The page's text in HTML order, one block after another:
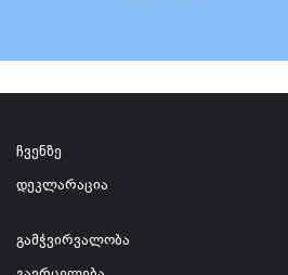
ჩვენზე
დეკლარაცია
გამჭვირვალობა